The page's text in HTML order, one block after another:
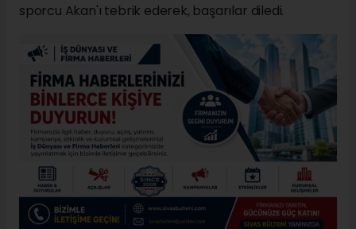
sporcu Akan'ı tebrik ederek, başarılar diledi.